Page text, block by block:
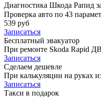
Диагностика Шкода Рапид
Проверка авто по 43
539 руб
Записаться
Бесплатный эвакуатор
При ремонте Skoda Rapid
Записаться
Сделаем дешевле
При калькуляции на руках
Записаться
Такси в подарок